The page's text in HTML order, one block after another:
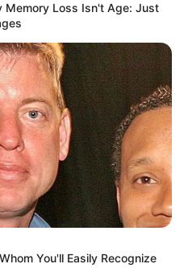
Memory Loss Isn't Age: Just
You'll Easily Recognize